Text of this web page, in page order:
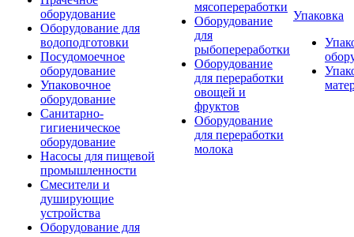
оборудование
Оборудование для
водоподготовки
Посудомоечное
оборудование
Упаковочное
оборудование
Санитарно-
гигиеническое
оборудование
Насосы для пищевой
промышленности
Смесители и
душирующие
устройства
Оборудование для
мясопереработки
Оборудование
для
рыбопереработки
Оборудование
для переработки
овощей и
фруктов
Оборудование
для переработки
молока
Упаковка